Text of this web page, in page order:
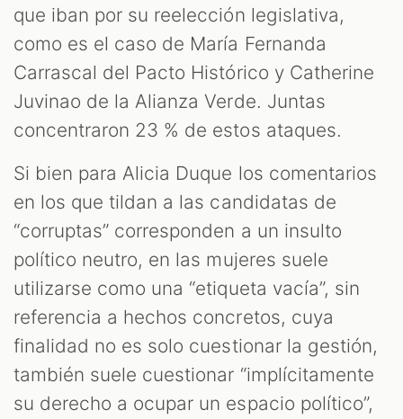
que iban por su reelección legislativa,
como es el caso de María Fernanda
Carrascal del Pacto Histórico y Catherine
Juvinao de la Alianza Verde. Juntas
concentraron 23 % de estos ataques.
Si bien para Alicia Duque los comentarios
en los que tildan a las candidatas de
“corruptas” corresponden a un insulto
político neutro, en las mujeres suele
utilizarse como una “etiqueta vacía”, sin
referencia a hechos concretos, cuya
finalidad no es solo cuestionar la gestión,
también suele cuestionar “implícitamente
su derecho a ocupar un espacio político”,